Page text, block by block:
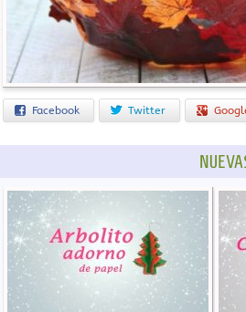
Facebook Twitter